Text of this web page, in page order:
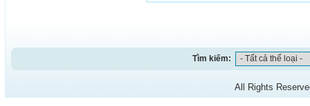
Tìm kiếm:
All Rights